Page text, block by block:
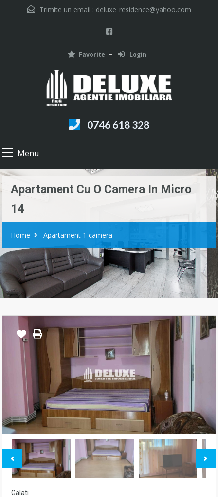
Trimite un email : deluxe_residence@yahoo.com
Favorite Login
0746 618 328
Menu
Apartament Cu O Camera In Micro
14
Home Apartament 1 camera
Galati